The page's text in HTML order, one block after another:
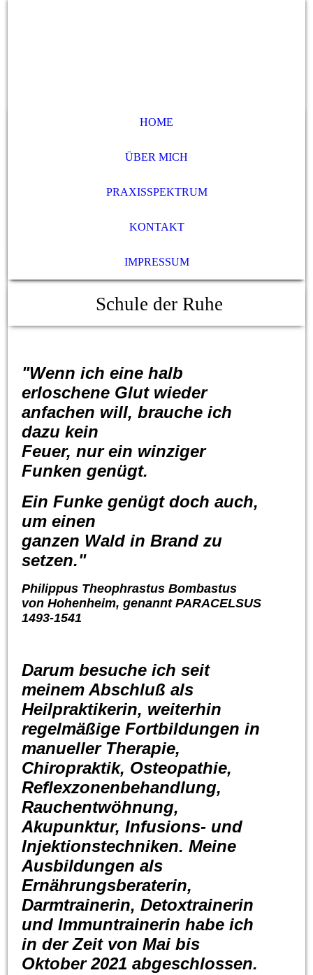
HOME
ÜBER MICH
PRAXISSPEKTRUM
KONTAKT
IMPRESSUM
Schule der Ruhe
"Wenn ich eine halb
erloschene Glut wieder
anfachen will, brauche ich
dazu kein
Feuer, nur ein winziger
Funken genügt.
Ein Funke genügt doch auch,
um einen
ganzen Wald in Brand zu
setzen."
Philippus Theophrastus Bombastus
von Hohenheim, genannt PARACELSUS
1493-1541
Darum besuche ich seit
meinem Abschluß als
Heilpraktikerin, weiterhin
regelmäßige Fortbildungen in
manueller Therapie,
Chiropraktik, Osteopathie,
Reflexzonenbehandlung,
Rauchentwöhnung,
Akupunktur, Infusions- und
Injektionstechniken. Meine
Ausbildungen als
Ernährungsberaterin,
Darmtrainerin, Detoxtrainerin
und Immuntrainerin habe ich
in der Zeit von Mai bis
Oktober 2021 abgeschlossen.